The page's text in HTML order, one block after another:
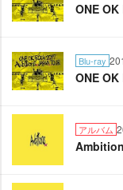
ONE
Blu-ray
ONE
アルバム